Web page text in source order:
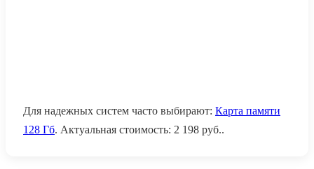
Для надежных систем часто выбирают: Карта памяти
128 Гб. Актуальная стоимость: 2 198 руб..